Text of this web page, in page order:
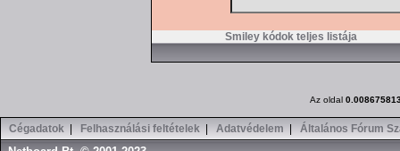
Smiley kódok teljes listája
Az oldal
Cégadatok Felhasználási feltételek Adatvédelem Általános Fórum